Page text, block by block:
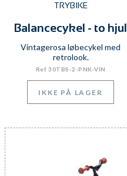
TRYBIKE
Balancecykel - to hjul
Vintagerosa løbecykel med
retrolook.
Ref. 30TBS-2-PNK-VIN